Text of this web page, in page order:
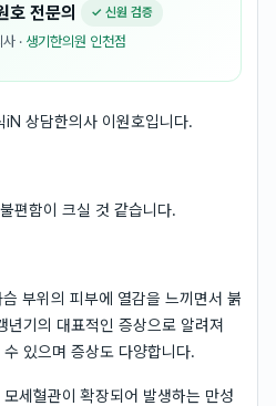
호 전문의 ✓ 신원 검증
사 · 생기한의원 인천점
상담한의사 이원호입니다.
편함이 크실 것 같습니다.
부위의 피부에 열감을 느끼면서 붉
기의 대표적인 증상으로 알려져
있으며 증상도 다양합니다.
세혈관이 확장되어 발생하는 만성